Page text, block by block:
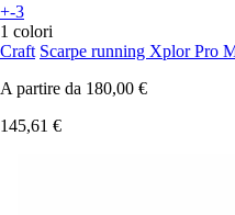
+-3
1 colori
Craft Scarpe running Xplor Pro
A partire da 180,00 €
145,61 €